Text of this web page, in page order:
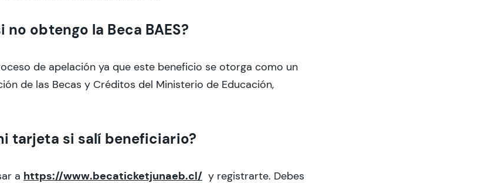
no obtengo la Beca BAES?
de apelación ya que este beneficio se otorga como un
de las Becas y Créditos del Ministerio de Educación,
tarjeta si salí beneficiario?
a https://www.becaticketjunaeb.cl/ y registrarte. Debes